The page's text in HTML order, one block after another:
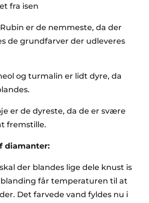
fra isen
er de nemmeste, da der
de grundfarver der udleveres
og turmalin er lidt dyre, da
er de dyreste, da de er svære
fremstille.
diamanter:
der blandes lige dele knust is
får temperaturen til at
Det farvede vand fyldes nu i